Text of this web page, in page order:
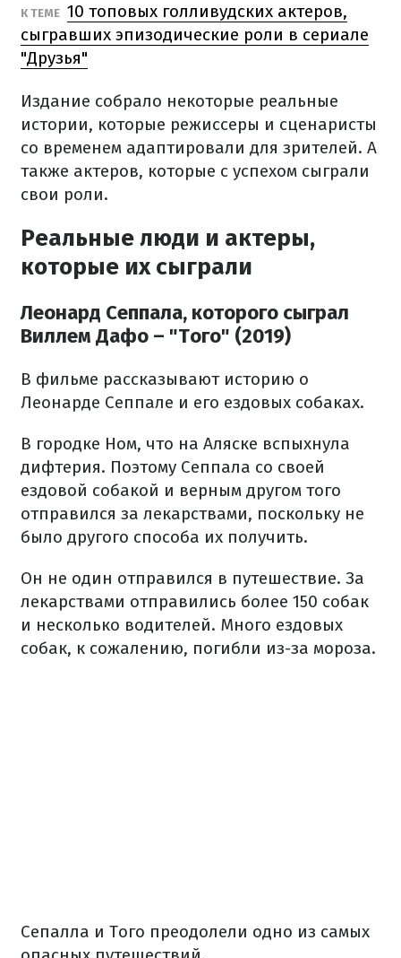
К ТЕМЕ 10 топовых голливудских актеров,
сыгравших эпизодические роли в сериале
"Друзья"
Издание собрало некоторые реальные
истории, которые режиссеры и сценаристы
со временем адаптировали для зрителей. А
также актеров, которые с успехом сыграли
свои роли.
Реальные люди и актеры,
которые их сыграли
Леонард Сеппала, которого сыграл
Виллем Дафо – "Того" (2019)
В фильме рассказывают историю о
Леонарде Сеппале и его ездовых собаках.
В городке Ном, что на Аляске вспыхнула
дифтерия. Поэтому Сеппала со своей
ездовой собакой и верным другом того
отправился за лекарствами, поскольку не
было другого способа их получить.
Он не один отправился в путешествие. За
лекарствами отправились более 150 собак
и несколько водителей. Много ездовых
собак, к сожалению, погибли из-за мороза.
Сепалла и Того преодолели одно из самых